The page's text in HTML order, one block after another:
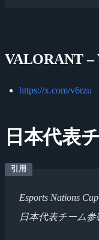
VALORANT –
https://x.com/v6rzu
日本代表
Esports Nations Cup
日本代表チーム参